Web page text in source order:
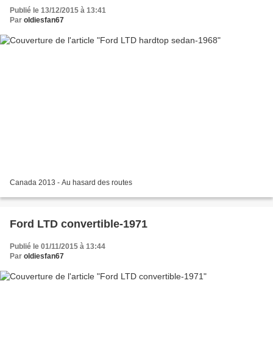
Publié le 13/12/2015 à 13:41
Par oldiesfan67
Canada 2013 - Au hasard des routes
Ford LTD convertible-1971
Publié le 01/11/2015 à 13:44
Par oldiesfan67